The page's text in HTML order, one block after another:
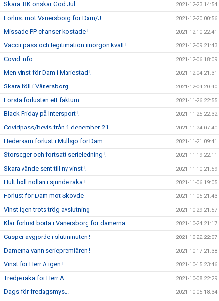
Skara IBK önskar God Jul 2021-12-23 14:54
Förlust mot Vänersborg för Dam/J 2021-12-20 00:56
Missade PP chanser kostade ! 2021-12-10 22:41
Vaccinpass och legitimation imorgon kväll ! 2021-12-09 21:43
Covid info 2021-12-06 18:09
Men vinst för Dam i Mariestad ! 2021-12-04 21:31
Skara föll i Vänersborg 2021-12-04 20:40
Första förlusten ett faktum 2021-11-26 22:55
Black Friday på Intersport ! 2021-11-25 22:32
Covidpass/bevis från 1 december-21 2021-11-24 07:40
Hedersam förlust i Mullsjö för Dam 2021-11-21 09:41
Storseger och fortsatt serieledning ! 2021-11-19 22:11
Skara vände sent till ny vinst ! 2021-11-10 21:59
Hult höll nollan i sjunde raka ! 2021-11-06 19:05
Förlust för Dam mot Skövde 2021-11-05 21:43
Vinst igen trots trög avslutning 2021-10-29 21:57
Klar förlust borta i Vänersborg för damerna 2021-10-24 21:17
Casper avgjorde i slutminuten ! 2021-10-22 22:07
Damerna vann seriepremiären ! 2021-10-17 21:38
Vinst för Herr A igen ! 2021-10-15 23:46
Tredje raka för Herr A ! 2021-10-08 22:29
Dags för fredagsmys... 2021-10-05 18:34